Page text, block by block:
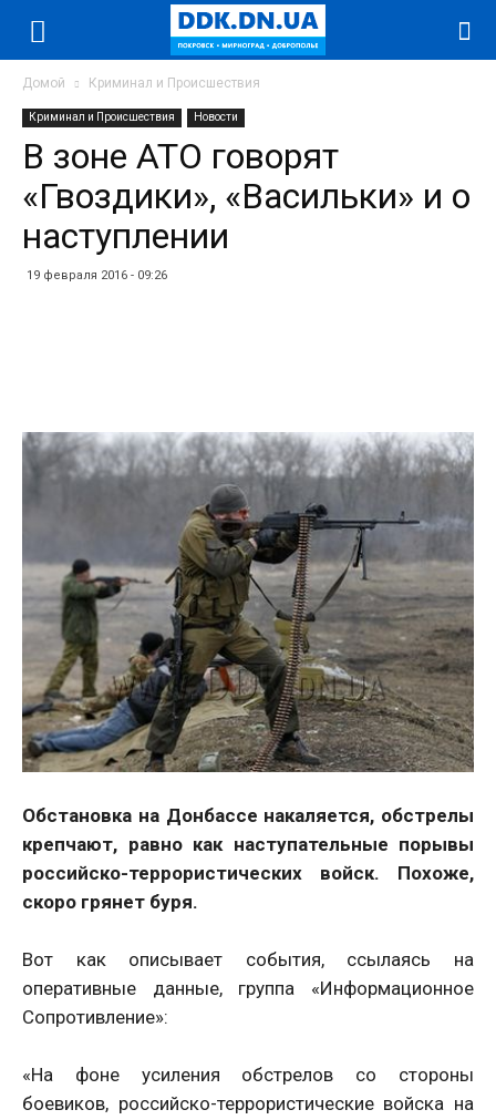
Домой Криминал и Происшествия
Криминал и Происшествия Новости
В зоне АТО говорят
«Гвоздики», «Васильки» и о
наступлении
19 февраля 2016 - 09:26
Обстановка на Донбассе накаляется, обстрелы
крепчают, равно как наступательные порывы
российско-террористических войск. Похоже,
скоро грянет буря.
Вот как описывает события, ссылаясь на
оперативные данные, группа «Информационное
Сопротивление»:
«На фоне усиления обстрелов со стороны
боевиков, российско-террористические войска на